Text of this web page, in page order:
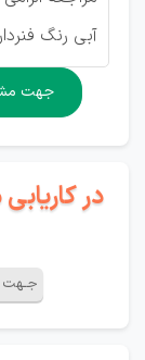
آبی رنگ
جهت
در
جـهت